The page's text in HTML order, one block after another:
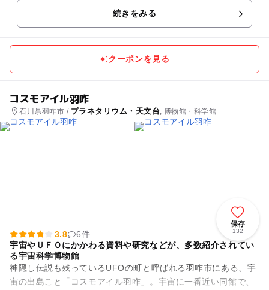
続きをみる
クーポンを見る
コスモアイル羽咋
石川県羽咋市 / プラネタリウム・天文台, 博物館・科学館
保存
132
3.8
6件
宇宙やＵＦＯにかかわる資料や研究などが、多数紹介されてい
る宇宙科学博物館
神隠し伝説も残っているUFOの町と呼ばれる羽咋市にある、宇
宙の出島こと「コスモアイル羽咋」。宇宙に一番近い同館で、